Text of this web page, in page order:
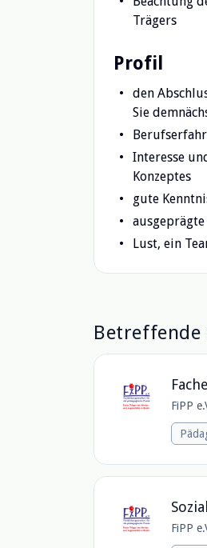
Trägers
Profil
den
Sie
Interesse
Konzeptes
gute
Lust, ein
Betreffende
FiPP
FiPP